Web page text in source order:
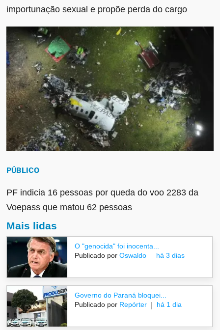
importunação sexual e propõe perda do cargo
PÚBLICO
PF indicia 16 pessoas por queda do voo 2283 da
Voepass que matou 62 pessoas
Mais lidas
O "genocida" foi inocenta...
Publicado por Oswaldo há 3 dias
Governo do Paraná bloquei...
Publicado por Repórter há 1 dia